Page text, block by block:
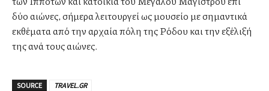
δύο αιώνες, σήμερα λειτουργεί ως μουσείο με σημαντικά
εκθέματα από την αρχαία πόλη της Ρόδου και την εξέλιξή
της ανά τους αιώνες.
SOURCE TRAVEL.GR